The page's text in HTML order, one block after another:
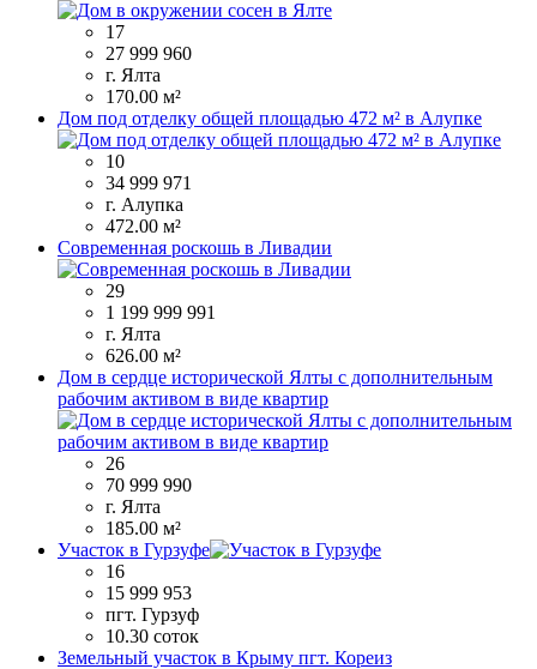
17
27 999 960
г. Ялта
170.00 м²
Дом под отделку общей площадью 472 м² в Алупке
10
34 999 971
г. Алупка
472.00 м²
Современная роскошь в Ливадии
29
1 199 999 991
г. Ялта
626.00 м²
Дом в сердце исторической Ялты с дополнительным
рабочим активом в виде квартир
26
70 999 990
г. Ялта
185.00 м²
Участок в Гурзуфе
16
15 999 953
пгт. Гурзуф
10.30 соток
Земельный участок в Крыму пгт. Кореиз